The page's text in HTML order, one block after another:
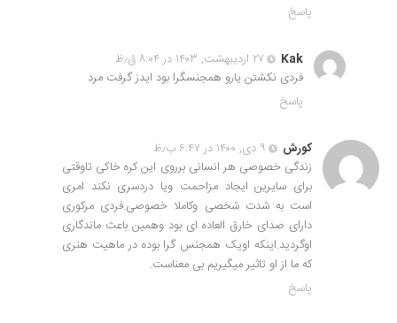
پاسخ
Kak
۲۷ اردیبهشت, ۱۴۰۳ در ۸:۰۴ ق٫ظ
فردی نکشتن یارو همجنسگرا بود ایدز گرفت مرد
پاسخ
کورش
۹ دی, ۱۴۰۰ در ۶:۴۷ ب٫ظ
زندگی خصوصی هر انسانی برروی این کره خاکی تاوقتی
برای سایرین ایجاد مزاحمت ویا دردسری نکند امری
است به شدت شخصی وکاملا خصوصی.فردی مرکوری
دارای صدای خارق العاده ای بود وهمین باعث ماندگاری
اوگردید.اینکه اویک همجنس گرا بوده در ماهیت هنری
که ما از او تاثیر میگیریم بی معناست.
پاسخ